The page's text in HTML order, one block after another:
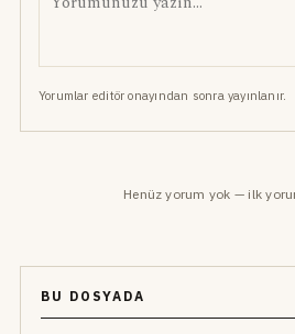
Yorumlar editör onayından sonra yayınlanır.
Henüz yorum yok — ilk
BU DOSYADA